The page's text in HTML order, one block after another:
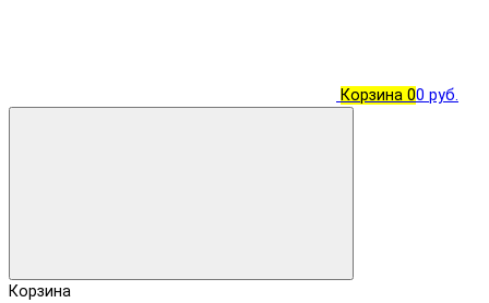
Корзина 00 руб.
Корзина